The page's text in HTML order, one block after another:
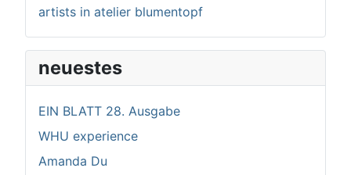
artists in atelier blumentopf
neuestes
EIN BLATT 28. Ausgabe
WHU experience
Amanda Du